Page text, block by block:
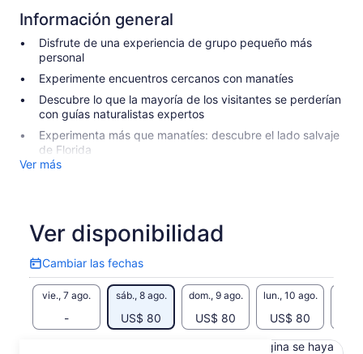
Información general
Disfrute de una experiencia de grupo pequeño más
personal
Experimente encuentros cercanos con manatíes
Descubre lo que la mayoría de los visitantes se perderían
con guías naturalistas expertos
Experimenta más que manatíes: descubre el lado salvaje
de Florida
Ver más
Ver disponibilidad
Cambiar las fechas
Cambiar
las
fechas
vie., 7 ago.
-
sáb., 8 ago.
US$ 80
dom., 9 ago.
US$ 80
lun., 10 ago.
US$ 80
Es posible que el contenido de esta página se haya